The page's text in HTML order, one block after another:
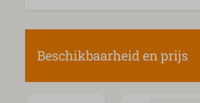
Gelijkvloers
Beschikbaarheid en prijs